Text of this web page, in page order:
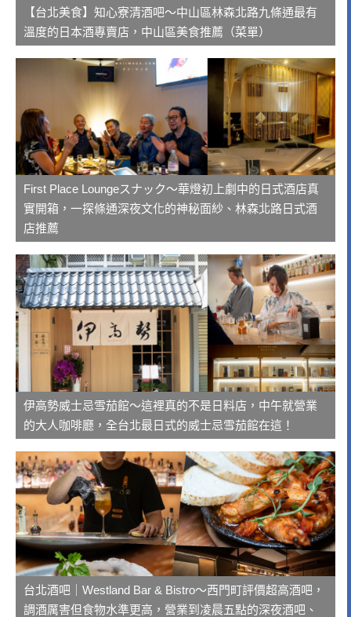
【台北美食】知心寮清酒吧～中山區林森北路九條通最有
溫度的日本酒專賣店，中山區美食推薦（菜單）
First Place Loungeスナック～華燈初上劇中的日式酒店真
實開箱，一探條通深夜文化的神秘面紗、林森北路日式酒
店推薦
伊高勢威士忌雪茄館～這裡真的不是日料店，中午就營業
的大人咖啡廳，全台北最日式的威士忌雪茄館在這！
台北酒吧｜Westland Bar & Bistro～西門町評價超高酒吧，
調酒厲害但食物水準更高，營業到凌晨五點的深夜酒吧、